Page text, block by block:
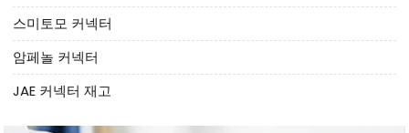
스미토모 커넥터
암페놀 커넥터
JAE 커넥터 재고